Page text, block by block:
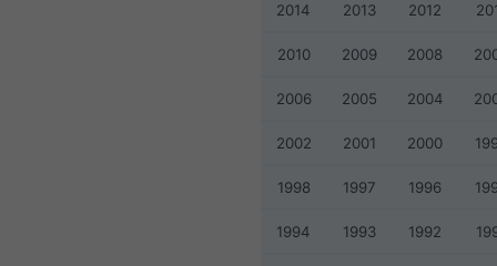
2014 2013 2012
2010 2009 2008
2006 2005 2004
2002 2001 2000
1998 1997 1996
1994 1993 1992